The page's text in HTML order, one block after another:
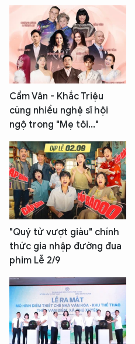
Cẩm Vân - Khắc Triệu
cùng nhiều nghệ sĩ hội
ngộ trong "Mẹ tôi..."
"Quý tử vượt giàu" chính
thức gia nhập đường đua
phim Lễ 2/9